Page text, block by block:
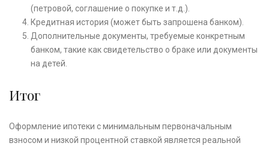
(петровой, соглашение о покупке и т.д.).
Кредитная история (может быть запрошена банком).
Дополнительные документы, требуемые конкретным
банком, такие как свидетельство о браке или документы
на детей.
Итог
Оформление ипотеки с минимальным первоначальным
взносом и низкой процентной ставкой является реальной